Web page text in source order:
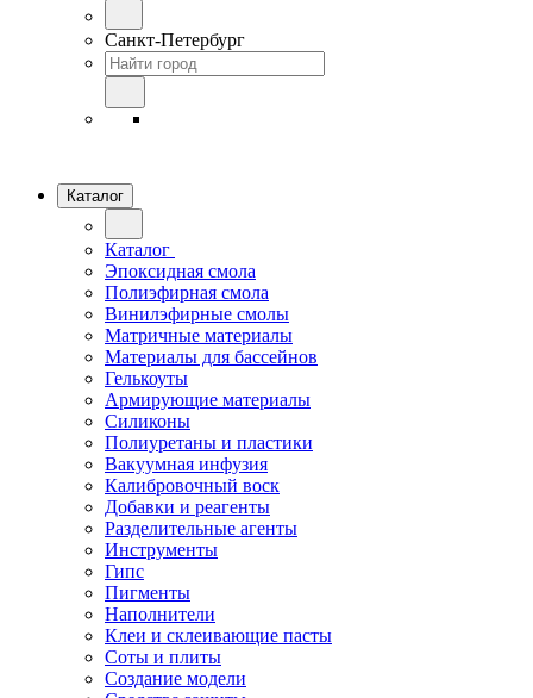
Санкт-Петербург
Каталог
Каталог
Эпоксидная смола
Полиэфирная смола
Винилэфирные смолы
Матричные материалы
Материалы для бассейнов
Гелькоуты
Армирующие материалы
Силиконы
Полиуретаны и пластики
Вакуумная инфузия
Калибровочный воск
Добавки и реагенты
Разделительные агенты
Инструменты
Гипс
Пигменты
Наполнители
Клеи и склеивающие пасты
Соты и плиты
Создание модели